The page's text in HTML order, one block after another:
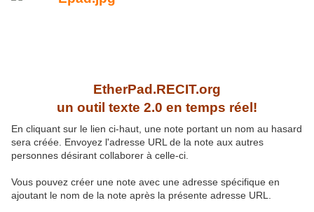
EtherPad .RECIT.org
un outil texte 2.0 en temps réel!
En cliquant sur le lien ci-haut, une note portant un nom au hasard
sera créée. Envoyez l'adresse URL de la note aux autres
personnes désirant collaborer à celle-ci.
Vous pouvez créer une note avec une adresse spécifique en
ajoutant le nom de la note après la présente adresse URL.